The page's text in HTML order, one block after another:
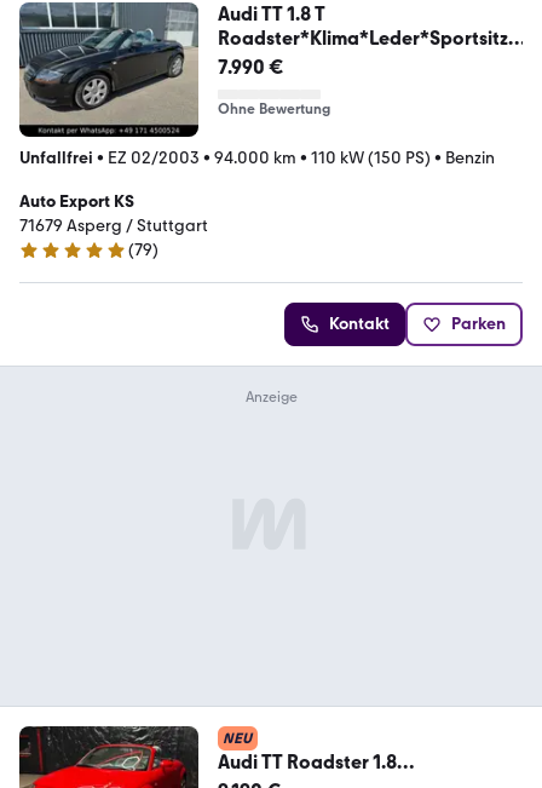
Audi TT 1.8 T
Roadster*Klima*Leder*Sportsitze
*Top
7.990 €
Ohne Bewertung
Unfallfrei • EZ 02/2003 • 94.000 km • 110 kW (150 PS) • Benzin
Auto Export KS
71679 Asperg / Stuttgart
4.8 Sterne
(79)
Kontakt Parken
NEU
Audi TT Roadster 1.8